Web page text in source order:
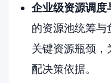
企业级资源调度
的资源池统筹与
关键资源瓶颈，
配决策依据。